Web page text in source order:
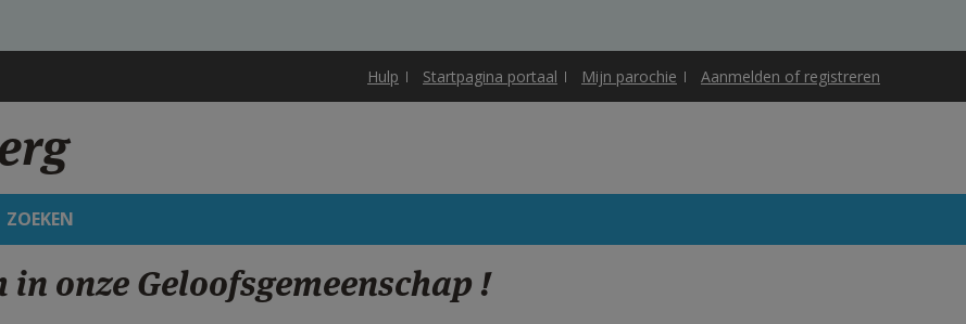
Hulp Startpagina portaal Mijn parochie Aanmelden of registreren
ZOEKEN
onze Geloofsgemeenschap !